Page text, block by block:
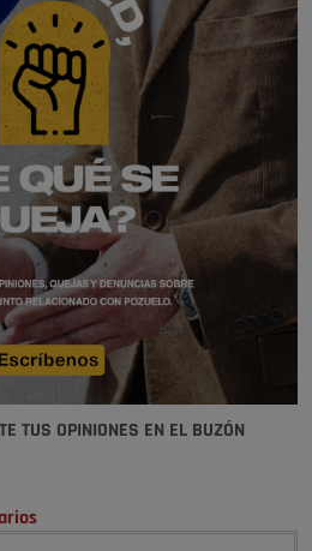
TUS OPINIONES EN EL BUZÓN